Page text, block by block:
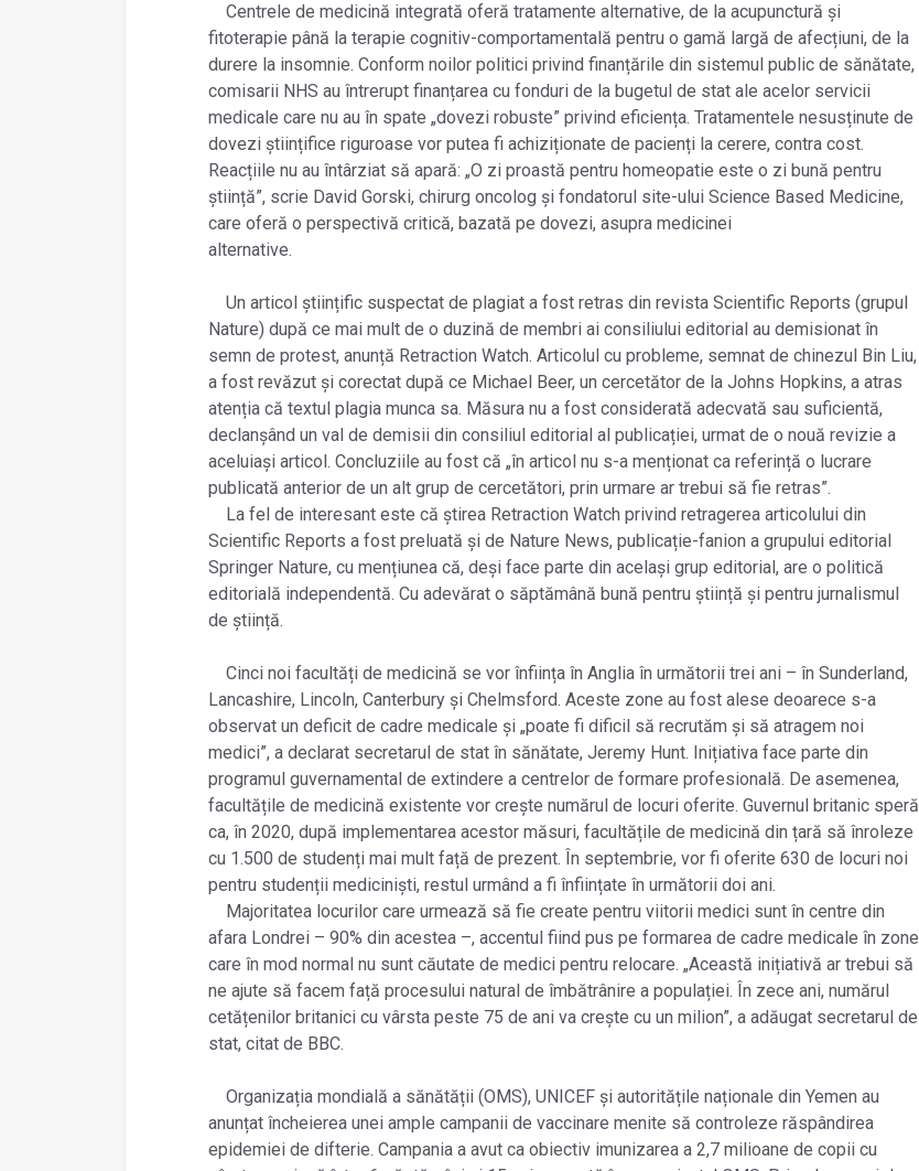
Centrele de medicină integrată oferă tratamente alternative, de la acupunctură și
fitoterapie până la terapie cognitiv-comportamentală pentru o gamă largă de afecțiuni, de la
durere la insomnie. Conform noilor politici privind finanțările din sistemul public de sănătate,
comisarii NHS au întrerupt finanțarea cu fonduri de la bugetul de stat ale acelor servicii
medicale care nu au în spate „dovezi robuste” privind eficiența. Tratamentele nesusținute de
dovezi științifice riguroase vor putea fi achiziționate de pacienți la cerere, contra cost.
Reacțiile nu au întârziat să apară: „O zi proastă pentru homeopatie este o zi bună pentru
știință”, scrie David Gorski, chirurg oncolog și fondatorul site-ului Science Based Medicine,
care oferă o perspectivă critică, bazată pe dovezi, asupra medicinei
alternative.
Un articol științific suspectat de plagiat a fost retras din revista Scientific Reports (grupul
Nature) după ce mai mult de o duzină de membri ai consiliului editorial au demisionat în
semn de protest, anunță Retraction Watch. Articolul cu probleme, semnat de chinezul Bin Liu,
a fost revăzut și corectat după ce Michael Beer, un cercetător de la Johns Hopkins, a atras
atenția că textul plagia munca sa. Măsura nu a fost considerată adecvată sau suficientă,
declanșând un val de demisii din consiliul editorial al publicației, urmat de o nouă revizie a
aceluiași articol. Concluziile au fost că „în articol nu s-a menționat ca referință o lucrare
publicată anterior de un alt grup de cercetători, prin urmare ar trebui să fie retras”.
La fel de interesant este că știrea Retraction Watch privind retragerea articolului din
Scientific Reports a fost preluată și de Nature News, publicație-fanion a grupului editorial
Springer Nature, cu mențiunea că, deși face parte din același grup editorial, are o politică
editorială independentă. Cu adevărat o săptămână bună pentru știință și pentru jurnalismul
de știință.
Cinci noi facultăți de medicină se vor înființa în Anglia în următorii trei ani – în Sunderland,
Lancashire, Lincoln, Canterbury și Chelmsford. Aceste zone au fost alese deoarece s-a
observat un deficit de cadre medicale și „poate fi dificil să recrutăm și să atragem noi
medici”, a declarat secretarul de stat în sănătate, Jeremy Hunt. Inițiativa face parte din
programul guvernamental de extindere a centrelor de formare profesională. De asemenea,
facultățile de medicină existente vor crește numărul de locuri oferite. Guvernul britanic speră
ca, în 2020, după implementarea acestor măsuri, facultățile de medicină din țară să înroleze
cu 1.500 de studenți mai mult față de prezent. În septembrie, vor fi oferite 630 de locuri noi
pentru studenții mediciniști, restul urmând a fi înființate în următorii doi ani.
Majoritatea locurilor care urmează să fie create pentru viitorii medici sunt în centre din
afara Londrei – 90% din acestea –, accentul fiind pus pe formarea de cadre medicale în zone
care în mod normal nu sunt căutate de medici pentru relocare. „Această inițiativă ar trebui să
ne ajute să facem față procesului natural de îmbătrânire a populației. În zece ani, numărul
cetățenilor britanici cu vârsta peste 75 de ani va crește cu un milion”, a adăugat secretarul de
stat, citat de BBC.
Organizația mondială a sănătății (OMS), UNICEF și autoritățile naționale din Yemen au
anunțat încheierea unei ample campanii de vaccinare menite să controleze răspândirea
epidemiei de difterie. Campania a avut ca obiectiv imunizarea a 2,7 milioane de copii cu